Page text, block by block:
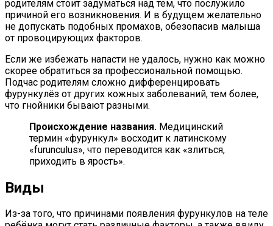
родителям стоит задуматься над тем, что послужило
причиной его возникновения. И в будущем желательно
не допускать подобных промахов, обезопасив малыша
от провоцирующих факторов.
Если же избежать напасти не удалось, нужно как можно
скорее обратиться за профессиональной помощью.
Подчас родителям сложно дифференцировать
фурункулёз от других кожных заболеваний, тем более,
что гнойники бывают разными.
Происхождение названия. Медицинский
термин «фурункул» восходит к латинскому
«furunculus», что переводится как «злиться,
приходить в ярость».
Виды
Из-за того, что причинами появления фурункулов на теле